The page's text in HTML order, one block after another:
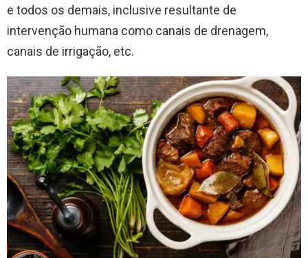
e todos os demais, inclusive resultante de
intervenção humana como canais de drenagem,
canais de irrigação, etc.